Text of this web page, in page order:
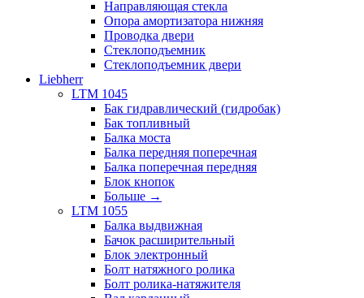
Направляющая стекла
Опора амортизатора нижняя
Проводка двери
Стеклоподъемник
Стеклоподъемник двери
Liebherr
LTM 1045
Бак гидравлический (гидробак)
Бак топливный
Балка моста
Балка передняя поперечная
Балка поперечная передняя
Блок кнопок
Больше →
LTM 1055
Балка выдвижная
Бачок расширительный
Блок электронный
Болт натяжного ролика
Болт ролика-натяжителя